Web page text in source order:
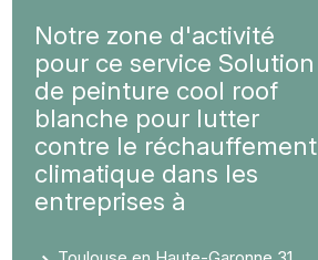
Notre zone d'activité
pour ce service Solution
de peinture cool roof
blanche pour lutter
contre le réchauffement
climatique dans les
entreprises à